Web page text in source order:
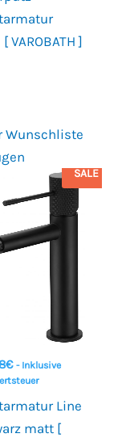
VAROBATH ]
Wunschliste
SALE
€ - Inklusive
Line
matt [